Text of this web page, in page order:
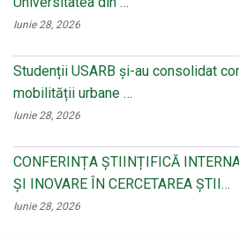
Iunie 28, 2026
Studenții USARB și-au consolidat
mobilității urbane …
Iunie 28, 2026
CONFERINȚA ȘTIINȚIFICĂ
ŞI INOVARE ÎN CERCETAREA ŞTII…
Iunie 28, 2026